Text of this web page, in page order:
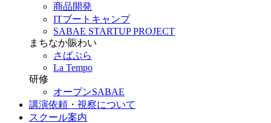
商品開発
ITブートキャンプ
SABAE STARTUP PROJECT
まちなか賑わい
さばぷら
La Tempo
研修
オープンSABAE
講演依頼・視察について
スクール案内